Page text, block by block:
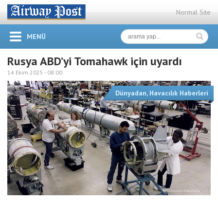
Normal Site
MENÜ
Rusya ABD’yi Tomahawk için uyardı
14 Ekim 2025 - 08:00
Dünyadan, Havacılık Haberleri